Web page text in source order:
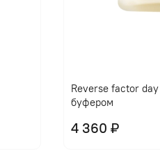
Reverse factor
буфером
4 360 ₽